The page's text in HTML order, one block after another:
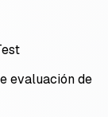
evaluación de